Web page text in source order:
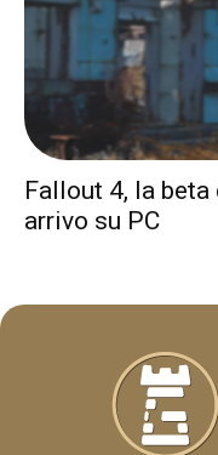
Fallout 4, la
arrivo su PC